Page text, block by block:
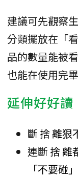
建議可先觀察
分類擺放在「
品的數量能被
也能在使用完
延伸好好讀
斷 捨 離狠
連斷 捨 離
「不要碰」